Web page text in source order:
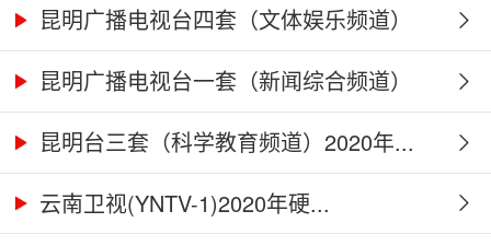
2... 昆明广播电视台四套（文体娱乐频道）
2... 昆明广播电视台一套（新闻综合频道）
2... 昆明台三套（科学教育频道）2020年...
云南卫视(YNTV-1)2020年硬...